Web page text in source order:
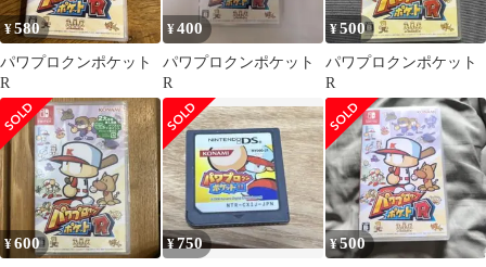
¥580
パワプロクンポケット
R
¥400
パワプロクンポケット
R
¥500
パワプロクンポケット
R
¥600 ¥750 ¥500